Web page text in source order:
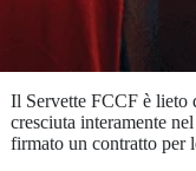
Il Servette FCCF è lieto
cresciuta interamente
firmato un contratto per